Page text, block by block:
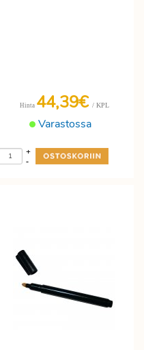
Varastossa
Hinta 44,39€ / KPL
-
+